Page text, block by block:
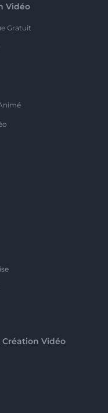
Vidéo
Gratuit
Vidéo